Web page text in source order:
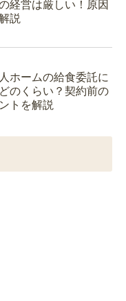
経営は厳しい！原因
説
ホームの給食委託に
のくらい？契約前の
トを解説